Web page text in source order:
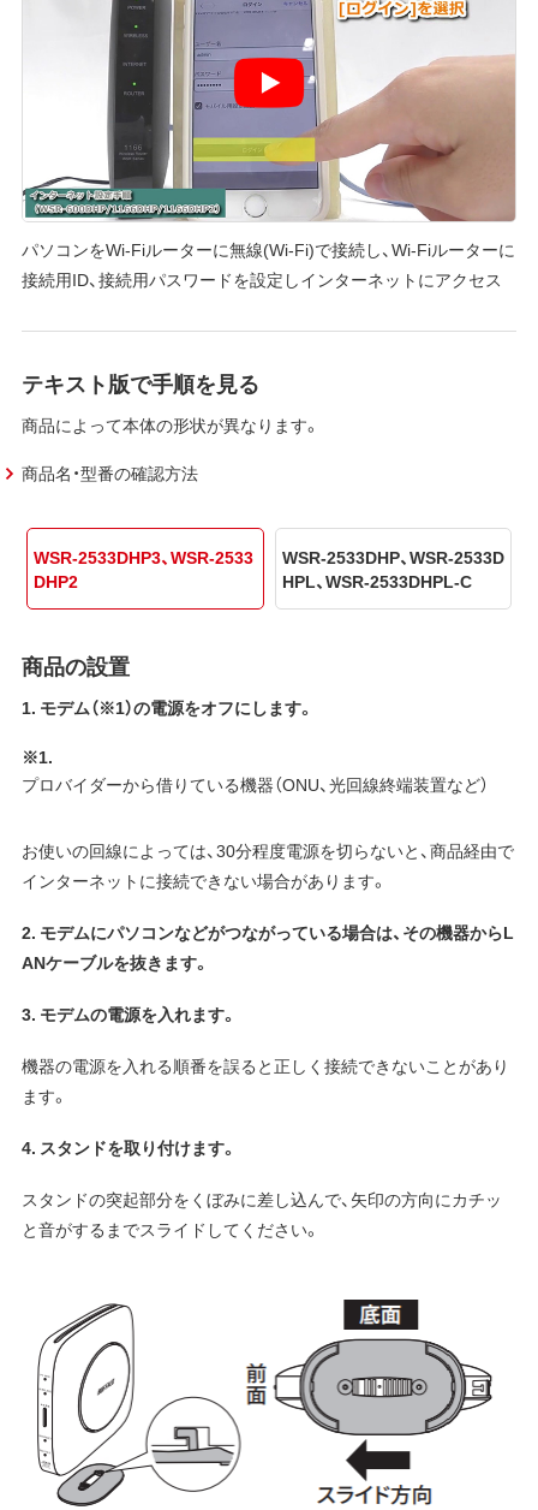
パソコンをWi-Fiルーターに無線(Wi-Fi)で接続し、Wi-Fiルーターに
接続用ID、接続用パスワードを設定しインターネットにアクセス
テキスト版で手順を見る
商品によって本体の形状が異なります。
商品名・型番の確認方法
WSR-2533DHP3、WSR-2533
DHP2
WSR-2533DHP、WSR-2533D
HPL、WSR-2533DHPL-C
商品の設置
1. モデム（※1）の電源をオフにします。
※1.
プロバイダーから借りている機器（ONU、光回線終端装置など）
お使いの回線によっては、30分程度電源を切らないと、商品経由で
インターネットに接続できない場合があります。
2. モデムにパソコンなどがつながっている場合は、その機器からL
ANケーブルを抜きます。
3. モデムの電源を入れます。
機器の電源を入れる順番を誤ると正しく接続できないことがあり
ます。
4. スタンドを取り付けます。
スタンドの突起部分をくぼみに差し込んで、矢印の方向にカチッ
と音がするまでスライドしてください。